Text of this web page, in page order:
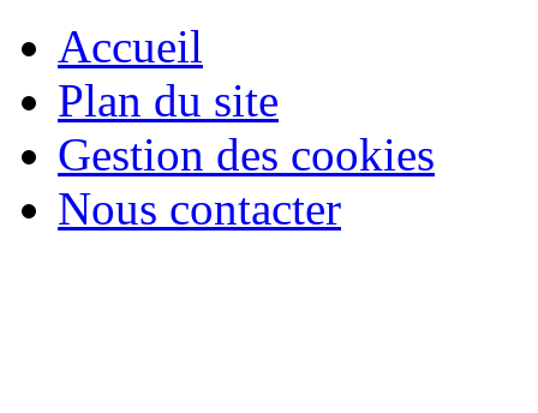
Accueil
Plan du site
Gestion des cookies
Nous contacter